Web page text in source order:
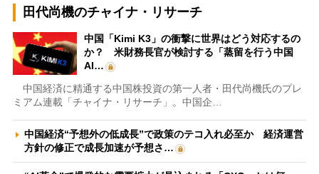
田代尚機のチャイナ・リサーチ
中国「Kimi K3」の衝撃に世界はどう対応するの
か？ 米財務長官が検討する「蒸留を行う中国
AI…
中国経済に精通する中国株投資の第一人者・田代尚機氏のプレ
ミアム連載「チャイナ・リサーチ」。中国企…
中国経済“予想外の低成長”で政策のテコ入れ必至か 経済運営
方針の修正で成長加速が予想さ…